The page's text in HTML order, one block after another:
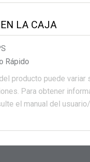
LA CAJA
Rápido
producto puede variar
Para obtener
el manual del